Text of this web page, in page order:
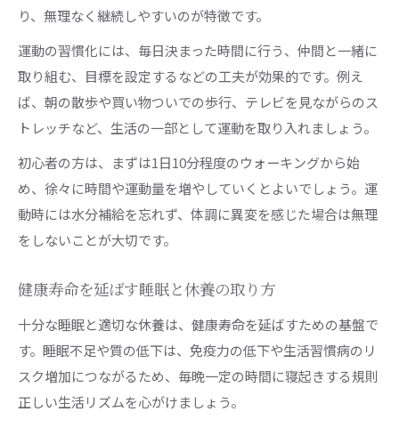
り、無理なく継続しやすいのが特徴です。
運動の習慣化には、毎日決まった時間に行う、仲間と一緒に
取り組む、目標を設定するなどの工夫が効果的です。例え
ば、朝の散歩や買い物ついでの歩行、テレビを見ながらのス
トレッチなど、生活の一部として運動を取り入れましょう。
初心者の方は、まずは1日10分程度のウォーキングから始
め、徐々に時間や運動量を増やしていくとよいでしょう。運
動時には水分補給を忘れず、体調に異変を感じた場合は無理
をしないことが大切です。
健康寿命を延ばす睡眠と休養の取り方
十分な睡眠と適切な休養は、健康寿命を延ばすための基盤で
す。睡眠不足や質の低下は、免疫力の低下や生活習慣病のリ
スク増加につながるため、毎晩一定の時間に寝起きする規則
正しい生活リズムを心がけましょう。